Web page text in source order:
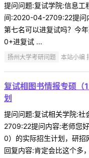
提问问题:复试学院:信息
间:2020-04-2709:22提问
第七名可以进复试吗？今
0+进复试 ...
扬州大学考研问题 本站小编
复试相图书情报专硕
划
提问问题:复试相关学院:
2709:22提问内容:老师您
0）的实际招生计划，研
回复内容:肯定会比这个多